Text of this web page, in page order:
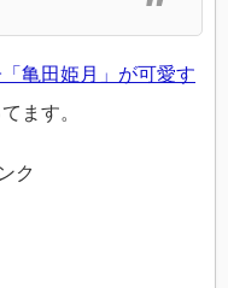
亀田姫月」が可愛す
ます。
ク